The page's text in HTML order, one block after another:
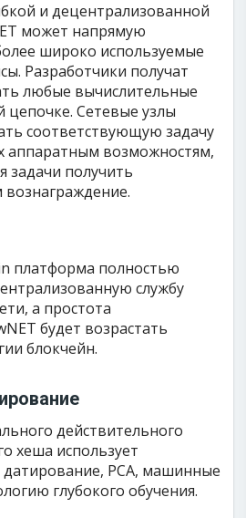
и децентрализованной
может напрямую
широко используемые
Разработчики получат
любые вычислительные
цепочке. Сетевые узлы
соответствующую задачу
аппаратным возможностям,
задачи получить
платформа полностью
службу
а простота
будет возрастать
блокчейн.
действительного
хеша использует
PCA, машинные
глубокого обучения.